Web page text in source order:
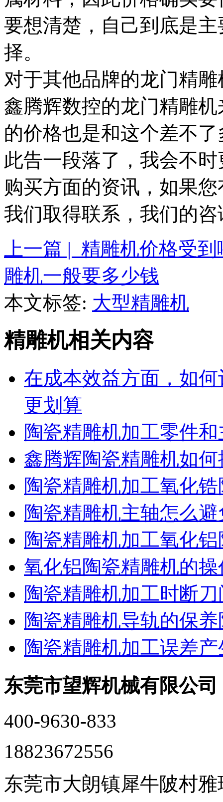
要想清楚，自己到底是
择。
对于其他品牌的龙门精
鑫腾辉数控的龙门精雕
的价格也是和这个差不
此告一段落了，我会不
购买方面的资讯，如果
我们取得联系，我们的咨
上一篇 | 精雕机价格受
雕机一般要多少钱
本文标签: 大型精雕机
精雕机相关内容
在成本效益方面，如
更划算
陶瓷精雕机加工零件
鑫腾辉陶瓷精雕机如
陶瓷精雕机加工氧化
陶瓷精雕机主轴怎么
陶瓷精雕机加工氧化
氧化铝陶瓷精雕机的
陶瓷精雕机加工时断
陶瓷精雕机导轨的保
陶瓷精雕机加工误差
东莞市望辉机械有限公司
400-9630-833
18823672556
东莞市大朗镇犀牛陂村雅